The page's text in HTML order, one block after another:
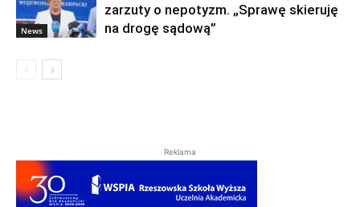
News
zarzuty o nepotyzm. „Sprawę skieruję
na drogę sądową”
Reklama